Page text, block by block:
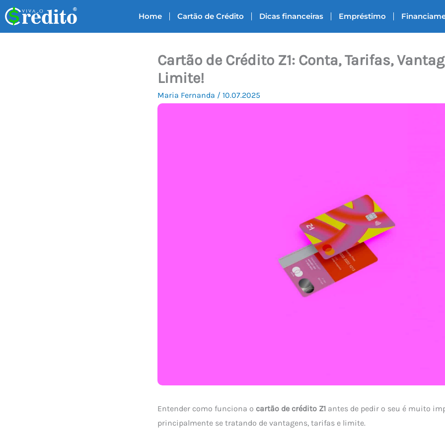
para
o
Home Cartão de Crédito Dicas financeiras Empréstimo
Cartão de Crédito Z1: Conta, Tarifas,
Limite!
Maria Fernanda / 10.07.2025
Entender como funciona o cartão de crédito Z1 antes de pedir o seu é muito
principalmente se tratando de vantagens, tarifas e limite.